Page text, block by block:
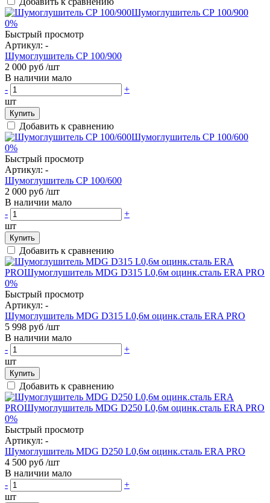
0%
Быстрый просмотр
Артикул: -
Шумоглушитель СР 100/900
2 000 руб /шт
В наличии мало
-
+
шт
Купить
Добавить к сравнению
0%
Быстрый просмотр
Артикул: -
Шумоглушитель СР 100/600
2 000 руб /шт
В наличии мало
-
+
шт
Купить
Добавить к сравнению
0%
Быстрый просмотр
Артикул: -
Шумоглушитель MDG D315 L0,6м оцинк.сталь ERA PRO
5 998 руб /шт
В наличии мало
-
+
шт
Купить
Добавить к сравнению
0%
Быстрый просмотр
Артикул: -
Шумоглушитель MDG D250 L0,6м оцинк.сталь ERA PRO
4 500 руб /шт
В наличии мало
-
+
шт